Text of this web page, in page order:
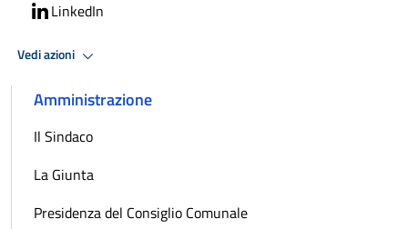
LinkedIn
Vedi azioni
Amministrazione
Il Sindaco
La Giunta
Presidenza del Consiglio Comunale